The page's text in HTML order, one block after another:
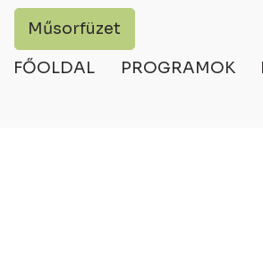
Műsorfüzet
FŐOLDAL PROGRAMOK